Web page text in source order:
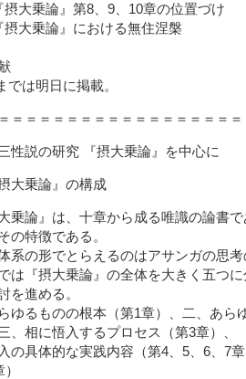
大乗論』第8、9、10章の位置づけ
大乗論』における無住涅槃
では明日に掲載。
＝＝＝＝＝＝＝＝＝＝＝＝＝＝＝＝
説の研究 『摂大乗論』を中心
大乗論』の構成
乗論』は、十章から成る唯識の論書
の特徴である。
系の形でとらえるのはアサンガの思
は『摂大乗論』の全体を大きく五つ
を進める。
ゆるものの根本（第1章）、二、あら
、相に悟入するプロセス（第3章）、
の具体的な実践内容（第4、5、6、7